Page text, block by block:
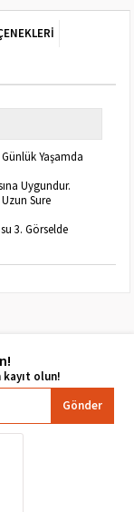
Yaşamda
Uygundur.
Sure
3. Görselde
Gönder